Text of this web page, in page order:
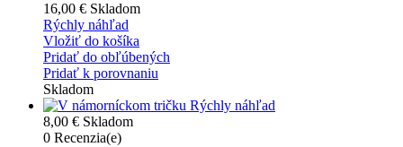
16,00 € Skladom
Rýchly náhľad
Vložiť do košíka
Pridať do obľúbených
Pridať k porovnaniu
Skladom
Rýchly náhľad
8,00 € Skladom
0 Recenzia(e)